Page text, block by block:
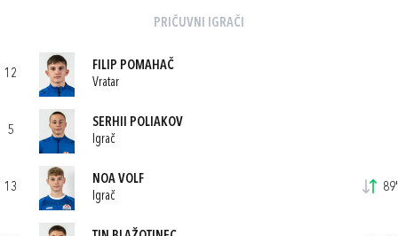
PRIČUVNI IGRAČI
12
FILIP POMAHAČ
Vratar
5
SERHII POLIAKOV
Igrač
13
NOA VOLF
Igrač
89'